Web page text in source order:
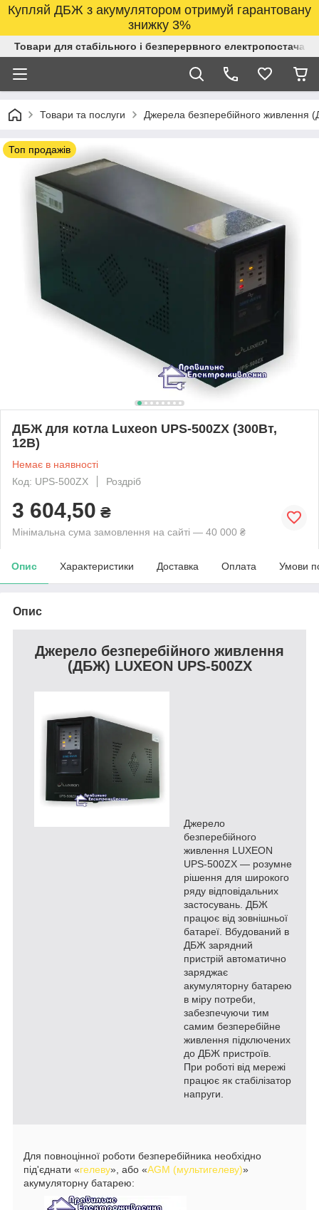
Купляй ДБЖ з акумулятором отримуй гарантовану
знижку 3%
Товари для стабільного і безперервного
Товари та послуги Джерела безперебійного живлення
Топ продажів
ДБЖ для котла Luxeon UPS-500ZX (300Вт,
12В)
Немає в наявності
Код: UPS-500ZX
Роздріб
3 604,50 ₴
Мінімальна сума замовлення на сайті — 40 000 ₴
Опис Характеристики Доставка Оплата Умови
Опис
Джерело безперебійного живлення
(ДБЖ) LUXEON UPS-500ZX
Джерело
безперебійного
живлення LUXEON
UPS-500ZX ― розумне
рішення для широкого
ряду відповідальних
застосувань. ДБЖ
працює від зовнішньої
батареї. Вбудований в
ДБЖ зарядний
пристрій автоматично
заряджає
акумуляторну батарею
в міру потреби,
забезпечуючи тим
самим безперебійне
живлення підключених
до ДБЖ пристроїв.
При роботі від мережі
працює як стабілізатор
напруги.
Для повноцінної роботи безперебійника необхідно
під'єднати «гелеву», або «AGM (мультигелеву)»
акумуляторну батарею: